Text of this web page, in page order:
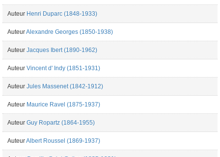
Auteur Henri Duparc (1848-1933)
AuteurAlexandre Georges (1850-1938)
Auteur Jacques Ibert (1890-1962)
Auteur Vincent d' Indy (1851-1931)
Auteur Jules Massenet (1842-1912)
Auteur Maurice Ravel (1875-1937)
Auteur Guy Ropartz (1864-1955)
AuteurAlbert Roussel (1869-1937)